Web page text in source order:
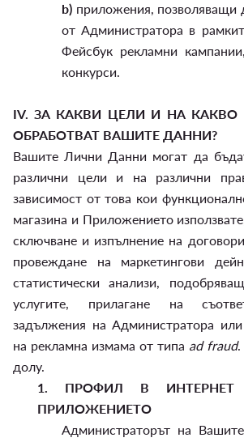
b) приложения, позволяващи
от Администратора в
Фейсбук рекламни
конкурси.
IV. ЗА КАКВИ ЦЕЛИ И НА КАКВО
ОБРАБОТВАТ ВАШИТЕ ДАННИ?
Вашите Лични Данни могат да
различни цели и на различни
зависимост от това кои
магазина и Приложението
сключване и изпълнение на
провеждане на маркетингови
статистически анализи,
услугите, прилагане на
задължения на Администратора
на рекламна измама от типа ad fraud.
долу.
1. ПРОФИЛ В
ПРИЛОЖЕНИЕТО
Администраторът на